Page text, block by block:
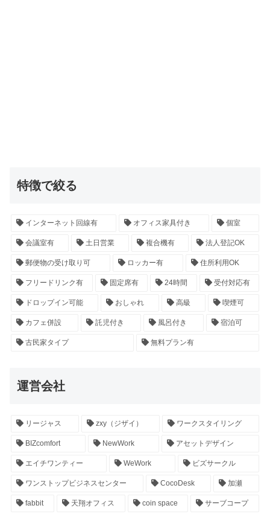
特徴で絞る
インターネット回線有 オフィス家具付き 個室
会議室有 土日営業 複合機有 法人登記OK
郵便物の受け取り可 ロッカー有 住所利用OK
フリードリンク有 固定席有 24時間 受付対応有
ドロップイン可能 おしゃれ 高級 喫煙可
カフェ併設 託児付き 風呂付き 宿泊可
古民家タイプ 無料プラン有
運営会社
リージャス zxy（ジザイ） ワークスタイリング
BIZcomfort NewWork アセットデザイン
エイチワンティー WeWork ビズサークル
ワンストップビジネスセンター CocoDesk 加瀬
fabbit 天翔オフィス coin space サーブコープ